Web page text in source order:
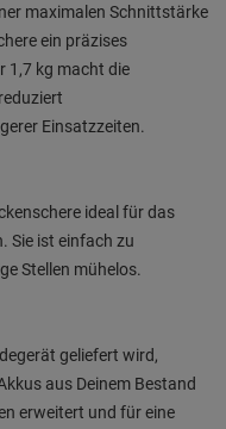
maximalen Schnittstärke
ein präzises
1,7 kg macht die
Einsatzzeiten.
ideal für das
Sie ist einfach zu
Stellen mühelos.
geliefert wird,
aus Deinem Bestand
erweitert und für eine